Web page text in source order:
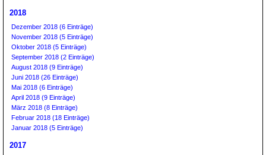
2018
Dezember 2018 (6 Einträge)
November 2018 (5 Einträge)
Oktober 2018 (5 Einträge)
September 2018 (2 Einträge)
August 2018 (9 Einträge)
Juni 2018 (26 Einträge)
Mai 2018 (6 Einträge)
April 2018 (9 Einträge)
März 2018 (8 Einträge)
Februar 2018 (18 Einträge)
Januar 2018 (5 Einträge)
2017